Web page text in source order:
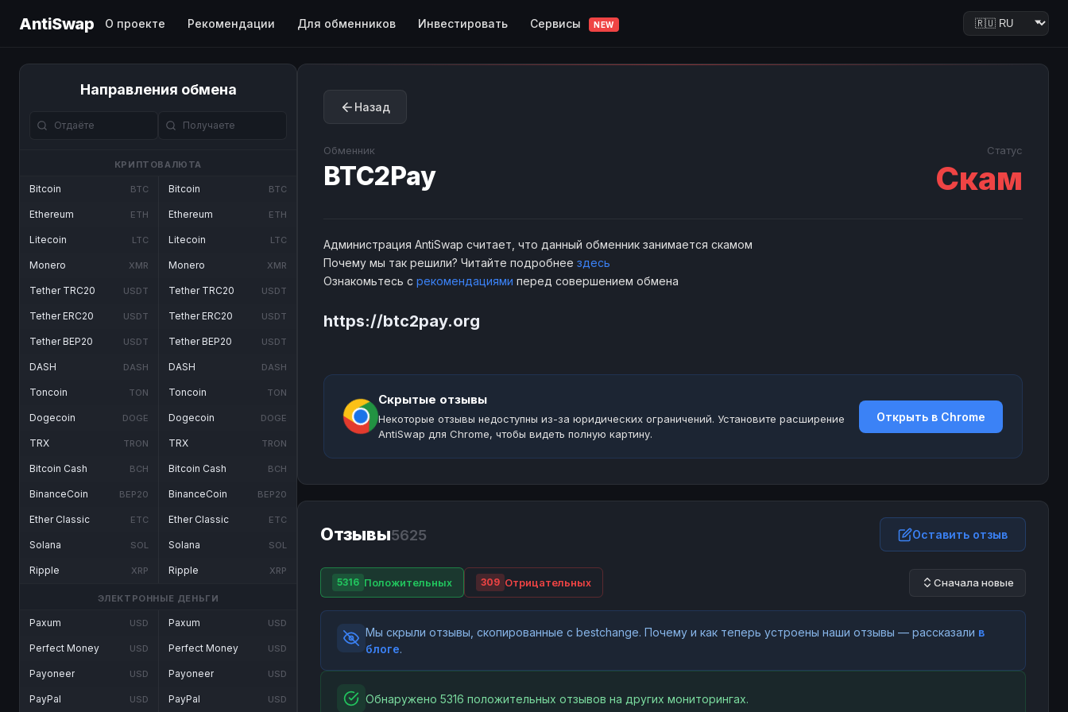
AntiSwap О проекте Рекомендации Для обменников Инвестировать Сервисы NEW
Направления обмена
КРИПТОВАЛЮТА
Bitcoin BTC
Ethereum ETH
Litecoin LTC
Monero XMR
Tether TRC20 USDT
Tether ERC20 USDT
Tether BEP20 USDT
DASH DASH
Toncoin TON
Dogecoin DOGE
TRX TRON
Bitcoin Cash BCH
BinanceCoin BEP20
Ether Classic ETC
Solana SOL
Ripple XRP
Bitcoin BTC
Ethereum ETH
Litecoin LTC
Monero XMR
Tether TRC20 USDT
Tether ERC20 USDT
Tether BEP20 USDT
DASH DASH
Toncoin TON
Dogecoin DOGE
TRX TRON
Bitcoin Cash BCH
BinanceCoin BEP20
Ether Classic ETC
Solana SOL
Ripple XRP
ЭЛЕКТРОННЫЕ ДЕНЬГИ
Paxum USD
Perfect Money USD
Payoneer USD
PayPal USD
Paxum USD
Perfect Money USD
Payoneer USD
PayPal USD
Назад
Обменник
BTC2Pay
Статус
Скам
Администрация AntiSwap считает, что данный обменник занимается скамом
Почему мы так решили? Читайте подробнее здесь
Ознакомьтесь с рекомендациями перед совершением обмена
https://btc2pay.org
Скрытые отзывы
Некоторые отзывы недоступны из-за юридических ограничений. Установите расширение
AntiSwap для Chrome, чтобы видеть полную картину.
Открыть в Chrome
Отзывы5625 Оставить отзыв
5316 Положительных 309 Отрицательных Сначала новые
Мы скрыли отзывы, скопированные с bestchange. Почему и как теперь устроены наши отзывы — рассказали в
блоге.
Обнаружено 5316 положительных отзывов на других мониторингах.